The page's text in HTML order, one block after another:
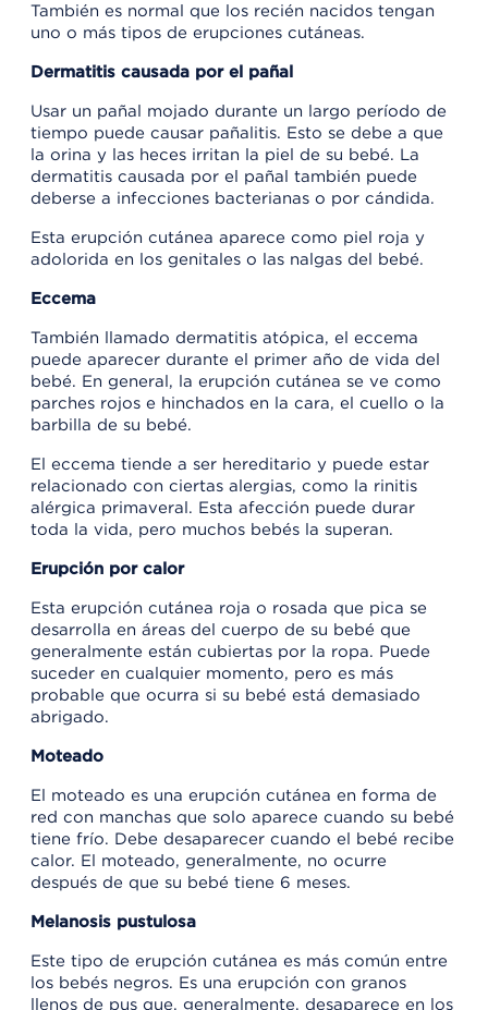
También es normal que los recién nacidos tengan
uno o más tipos de erupciones cutáneas.
Dermatitis causada por el pañal
Usar un pañal mojado durante un largo período de
tiempo puede causar pañalitis. Esto se debe a que
la orina y las heces irritan la piel de su bebé. La
dermatitis causada por el pañal también puede
deberse a infecciones bacterianas o por cándida.
Esta erupción cutánea aparece como piel roja y
adolorida en los genitales o las nalgas del bebé.
Eccema
También llamado dermatitis atópica, el eccema
puede aparecer durante el primer año de vida del
bebé. En general, la erupción cutánea se ve como
parches rojos e hinchados en la cara, el cuello o la
barbilla de su bebé.
El eccema tiende a ser hereditario y puede estar
relacionado con ciertas alergias, como la rinitis
alérgica primaveral. Esta afección puede durar
toda la vida, pero muchos bebés la superan.
Erupción por calor
Esta erupción cutánea roja o rosada que pica se
desarrolla en áreas del cuerpo de su bebé que
generalmente están cubiertas por la ropa. Puede
suceder en cualquier momento, pero es más
probable que ocurra si su bebé está demasiado
abrigado.
Moteado
El moteado es una erupción cutánea en forma de
red con manchas que solo aparece cuando su bebé
tiene frío. Debe desaparecer cuando el bebé recibe
calor. El moteado, generalmente, no ocurre
después de que su bebé tiene 6 meses.
Melanosis pustulosa
Este tipo de erupción cutánea es más común entre
los bebés negros. Es una erupción con granos
llenos de pus que, generalmente, desaparece en los